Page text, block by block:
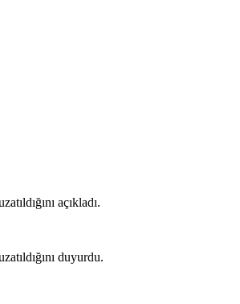
açıkladı.
duyurdu.